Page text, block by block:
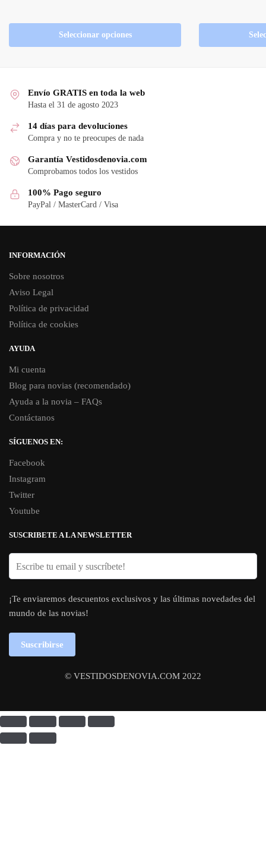
Seleccionar opciones
Envío GRATIS en toda la web
Hasta el 31 de agosto 2023
14 días para devoluciones
Compra y no te preocupes de nada
Garantía Vestidosdenovia.com
Comprobamos todos los vestidos
100% Pago seguro
PayPal / MasterCard / Visa
INFORMACIÓN
Sobre nosotros
Aviso Legal
Política de privacidad
Política de cookies
AYUDA
Mi cuenta
Blog para novias (recomendado)
Ayuda a la novia – FAQs
Contáctanos
SÍGUENOS EN:
Facebook
Instagram
Twitter
Youtube
SUSCRIBETE A LA NEWSLETTER
¡Te enviaremos descuentos exclusivos y las últimas novedades del
mundo de las novias!
Suscribirse
© VESTIDOSDENOVIA.COM 2022